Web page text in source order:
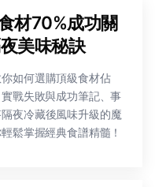
材70%成功關
美味秘訣
如何選購頂級食材佔
戰失敗與成功筆記、事
夜冷藏後風味升級的魔
鬆掌握經典食譜精髓！